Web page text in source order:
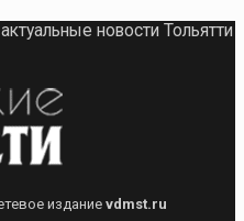
новости Тольятти
издание vdmst.ru